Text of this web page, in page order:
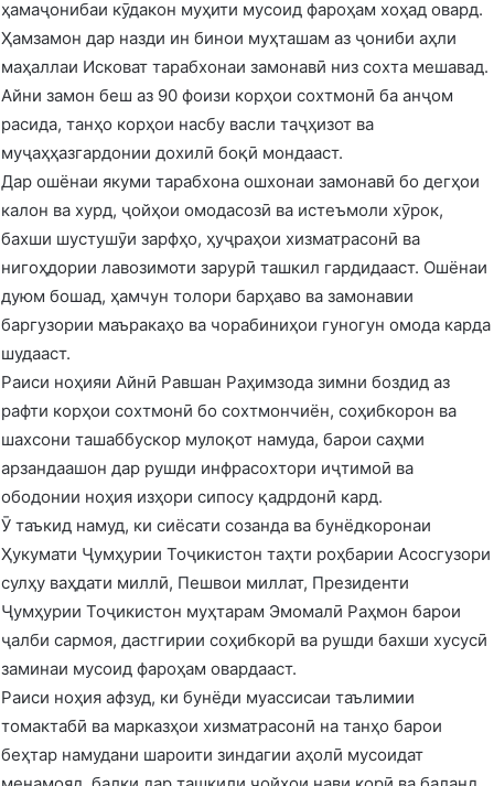
ҳамаҷонибаи кӯдакон муҳити мусоид фароҳам хоҳад овард.
Ҳамзамон дар назди ин бинои муҳташам аз ҷониби аҳли
маҳаллаи Исковат тарабхонаи замонавӣ низ сохта мешавад.
Айни замон беш аз 90 фоизи корҳои сохтмонӣ ба анҷом
расида, танҳо корҳои насбу васли таҷҳизот ва
муҷаҳҳазгардонии дохилӣ боқӣ мондааст.
Дар ошёнаи якуми тарабхона ошхонаи замонавӣ бо дегҳои
калон ва хурд, ҷойҳои омодасозӣ ва истеъмоли хӯрок,
бахши шустушӯи зарфҳо, ҳуҷраҳои хизматрасонӣ ва
нигоҳдории лавозимоти зарурӣ ташкил гардидааст. Ошёнаи
дуюм бошад, ҳамчун толори барҳаво ва замонавии
баргузории маъракаҳо ва чорабиниҳои гуногун омода карда
шудааст.
Раиси ноҳияи Айнӣ Равшан Раҳимзода зимни боздид аз
рафти корҳои сохтмонӣ бо сохтмончиён, соҳибкорон ва
шахсони ташаббускор мулоқот намуда, барои саҳми
арзандаашон дар рушди инфрасохтори иҷтимоӣ ва
ободонии ноҳия изҳори сипосу қадрдонӣ кард.
Ӯ таъкид намуд, ки сиёсати созанда ва бунёдкоронаи
Ҳукумати Ҷумҳурии Тоҷикистон таҳти роҳбарии Асосгузори
сулҳу ваҳдати миллӣ, Пешвои миллат, Президенти
Ҷумҳурии Тоҷикистон муҳтарам Эмомалӣ Раҳмон барои
ҷалби сармоя, дастгирии соҳибкорӣ ва рушди бахши хусусӣ
заминаи мусоид фароҳам овардааст.
Раиси ноҳия афзуд, ки бунёди муассисаи таълимии
томактабӣ ва марказҳои хизматрасонӣ на танҳо барои
беҳтар намудани шароити зиндагии аҳолӣ мусоидат